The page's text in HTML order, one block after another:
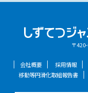
〒
会社概要 採用情報
移動等円滑化取組報告書